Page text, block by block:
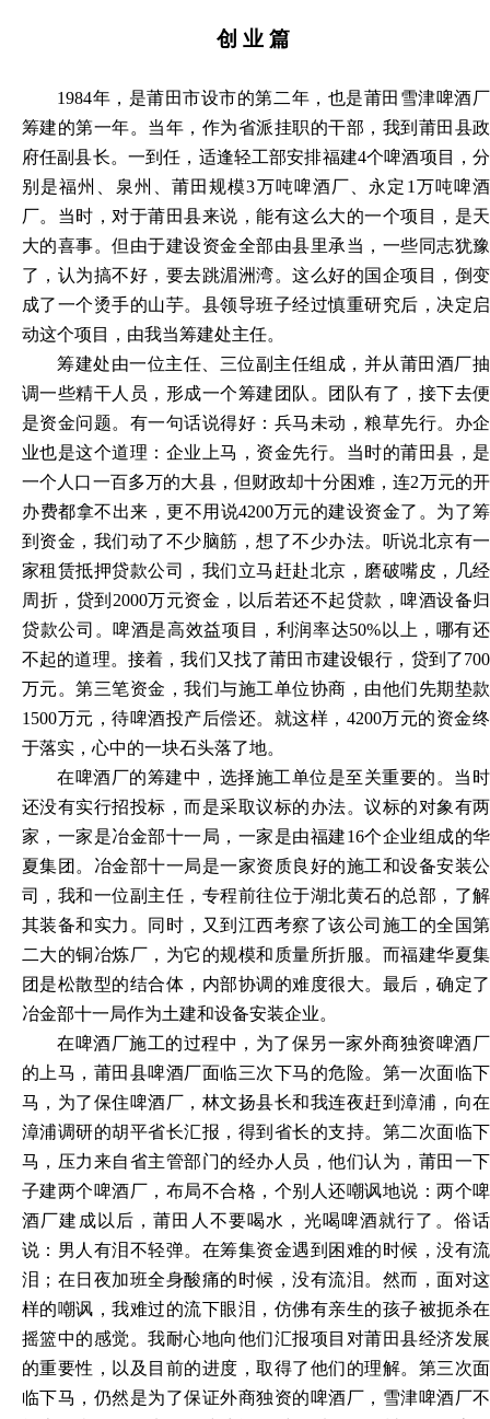
创 业 篇
1984年，是莆田市设市的第二年，也是莆田雪津啤酒厂
筹建的第一年。当年，作为省派挂职的干部，我到莆田县政
府任副县长。一到任，适逢轻工部安排福建4个啤酒项目，分
别是福州、泉州、莆田规模3万吨啤酒厂、永定1万吨啤酒
厂。当时，对于莆田县来说，能有这么大的一个项目，是天
大的喜事。但由于建设资金全部由县里承当，一些同志犹豫
了，认为搞不好，要去跳湄洲湾。这么好的国企项目，倒变
成了一个烫手的山芋。县领导班子经过慎重研究后，决定启
动这个项目，由我当筹建处主任。
筹建处由一位主任、三位副主任组成，并从莆田酒厂抽
调一些精干人员，形成一个筹建团队。团队有了，接下去便
是资金问题。有一句话说得好：兵马未动，粮草先行。办企
业也是这个道理：企业上马，资金先行。当时的莆田县，是
一个人口一百多万的大县，但财政却十分困难，连2万元的开
办费都拿不出来，更不用说4200万元的建设资金了。为了筹
到资金，我们动了不少脑筋，想了不少办法。听说北京有一
家租赁抵押贷款公司，我们立马赶赴北京，磨破嘴皮，几经
周折，贷到2000万元资金，以后若还不起贷款，啤酒设备归
贷款公司。啤酒是高效益项目，利润率达50%以上，哪有还
不起的道理。接着，我们又找了莆田市建设银行，贷到了700
万元。第三笔资金，我们与施工单位协商，由他们先期垫款
1500万元，待啤酒投产后偿还。就这样，4200万元的资金终
于落实，心中的一块石头落了地。
在啤酒厂的筹建中，选择施工单位是至关重要的。当时
还没有实行招投标，而是采取议标的办法。议标的对象有两
家，一家是冶金部十一局，一家是由福建16个企业组成的华
夏集团。冶金部十一局是一家资质良好的施工和设备安装公
司，我和一位副主任，专程前往位于湖北黄石的总部，了解
其装备和实力。同时，又到江西考察了该公司施工的全国第
二大的铜冶炼厂，为它的规模和质量所折服。而福建华夏集
团是松散型的结合体，内部协调的难度很大。最后，确定了
冶金部十一局作为土建和设备安装企业。
在啤酒厂施工的过程中，为了保另一家外商独资啤酒厂
的上马，莆田县啤酒厂面临三次下马的危险。第一次面临下
马，为了保住啤酒厂，林文扬县长和我连夜赶到漳浦，向在
漳浦调研的胡平省长汇报，得到省长的支持。第二次面临下
马，压力来自省主管部门的经办人员，他们认为，莆田一下
子建两个啤酒厂，布局不合格，个别人还嘲讽地说：两个啤
酒厂建成以后，莆田人不要喝水，光喝啤酒就行了。俗话
说：男人有泪不轻弹。在筹集资金遇到困难的时候，没有流
泪；在日夜加班全身酸痛的时候，没有流泪。然而，面对这
样的嘲讽，我难过的流下眼泪，仿佛有亲生的孩子被扼杀在
摇篮中的感觉。我耐心地向他们汇报项目对莆田县经济发展
的重要性，以及目前的进度，取得了他们的理解。第三次面
临下马，仍然是为了保证外商独资的啤酒厂，雪津啤酒厂不